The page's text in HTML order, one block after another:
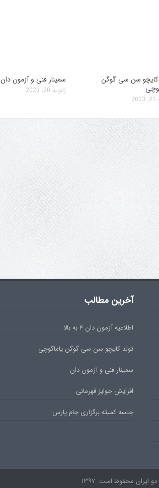
کایچو سن سی گوگن
سمینار فنی و آزمون دان
ژانویه 20, 2023
سمینار فنی و آزمون دان
آخرین مطالب
اطلاعیه آزمون دان ۴ به بالا
تولد کایچو سن سی گوگن یاماگوچی
سمینار فنی و آزمون دان
افزایش جوایز قهرمانی
جلسه کمیته برگزاری جام پارس
ایران محفوظ است. ۱۳۹۷